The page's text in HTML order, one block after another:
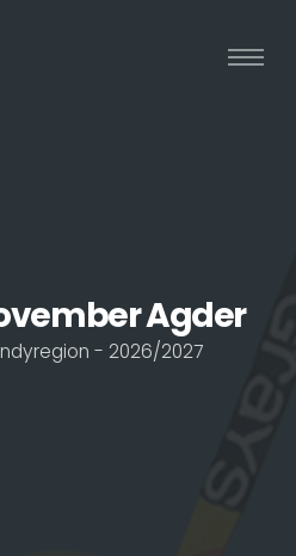
Agder
- 2026/2027